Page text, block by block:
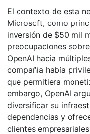
El contexto de esta
Microsoft, como
inversión de $50 mil
preocupaciones
OpenAI hacia
compañía había
que permitiera
embargo, OpenAI
diversificar su
dependencias y
clientes